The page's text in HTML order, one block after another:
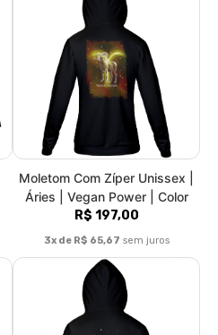
Moletom Com Zíper Unissex |
Áries | Vegan Power | Color
R$ 197,00
3x de R$ 65,67 sem juros